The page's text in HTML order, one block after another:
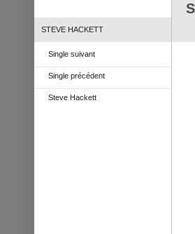
STEVE HACKETT
Single suivant
Single précédent
Steve Hackett